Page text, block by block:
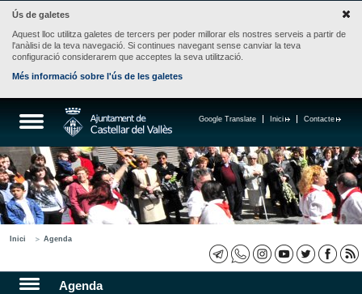
Ús de galetes
Aquest lloc utilitza galetes de tercers per poder millorar els nostres serveis a partir de
l'anàlisi de la teva navegació. Si continues navegant sense canviar la teva
configuració considerarem que acceptes la seva utilització.
Més informació sobre l'ús de les galetes
Contacte
Inici
Google Translate
Inici Agenda
Agenda